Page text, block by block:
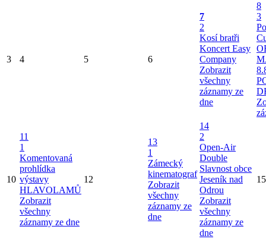
3 4 5 6
7
2
Kosí bratři
Koncert Easy
Company
Zobrazit
všechny
záznamy ze
dne
8
3
10
11
1
Komentovaná
prohlídka
výstavy
HLAVOLAMŮ
Zobrazit
všechny
záznamy ze dne
12
13
1
Zámecký
kinematograf
Zobrazit
všechny
záznamy ze
dne
14
2
Open-Air
Double
Slavnost obce
Jeseník nad
Odrou
Zobrazit
všechny
záznamy ze
dne
15